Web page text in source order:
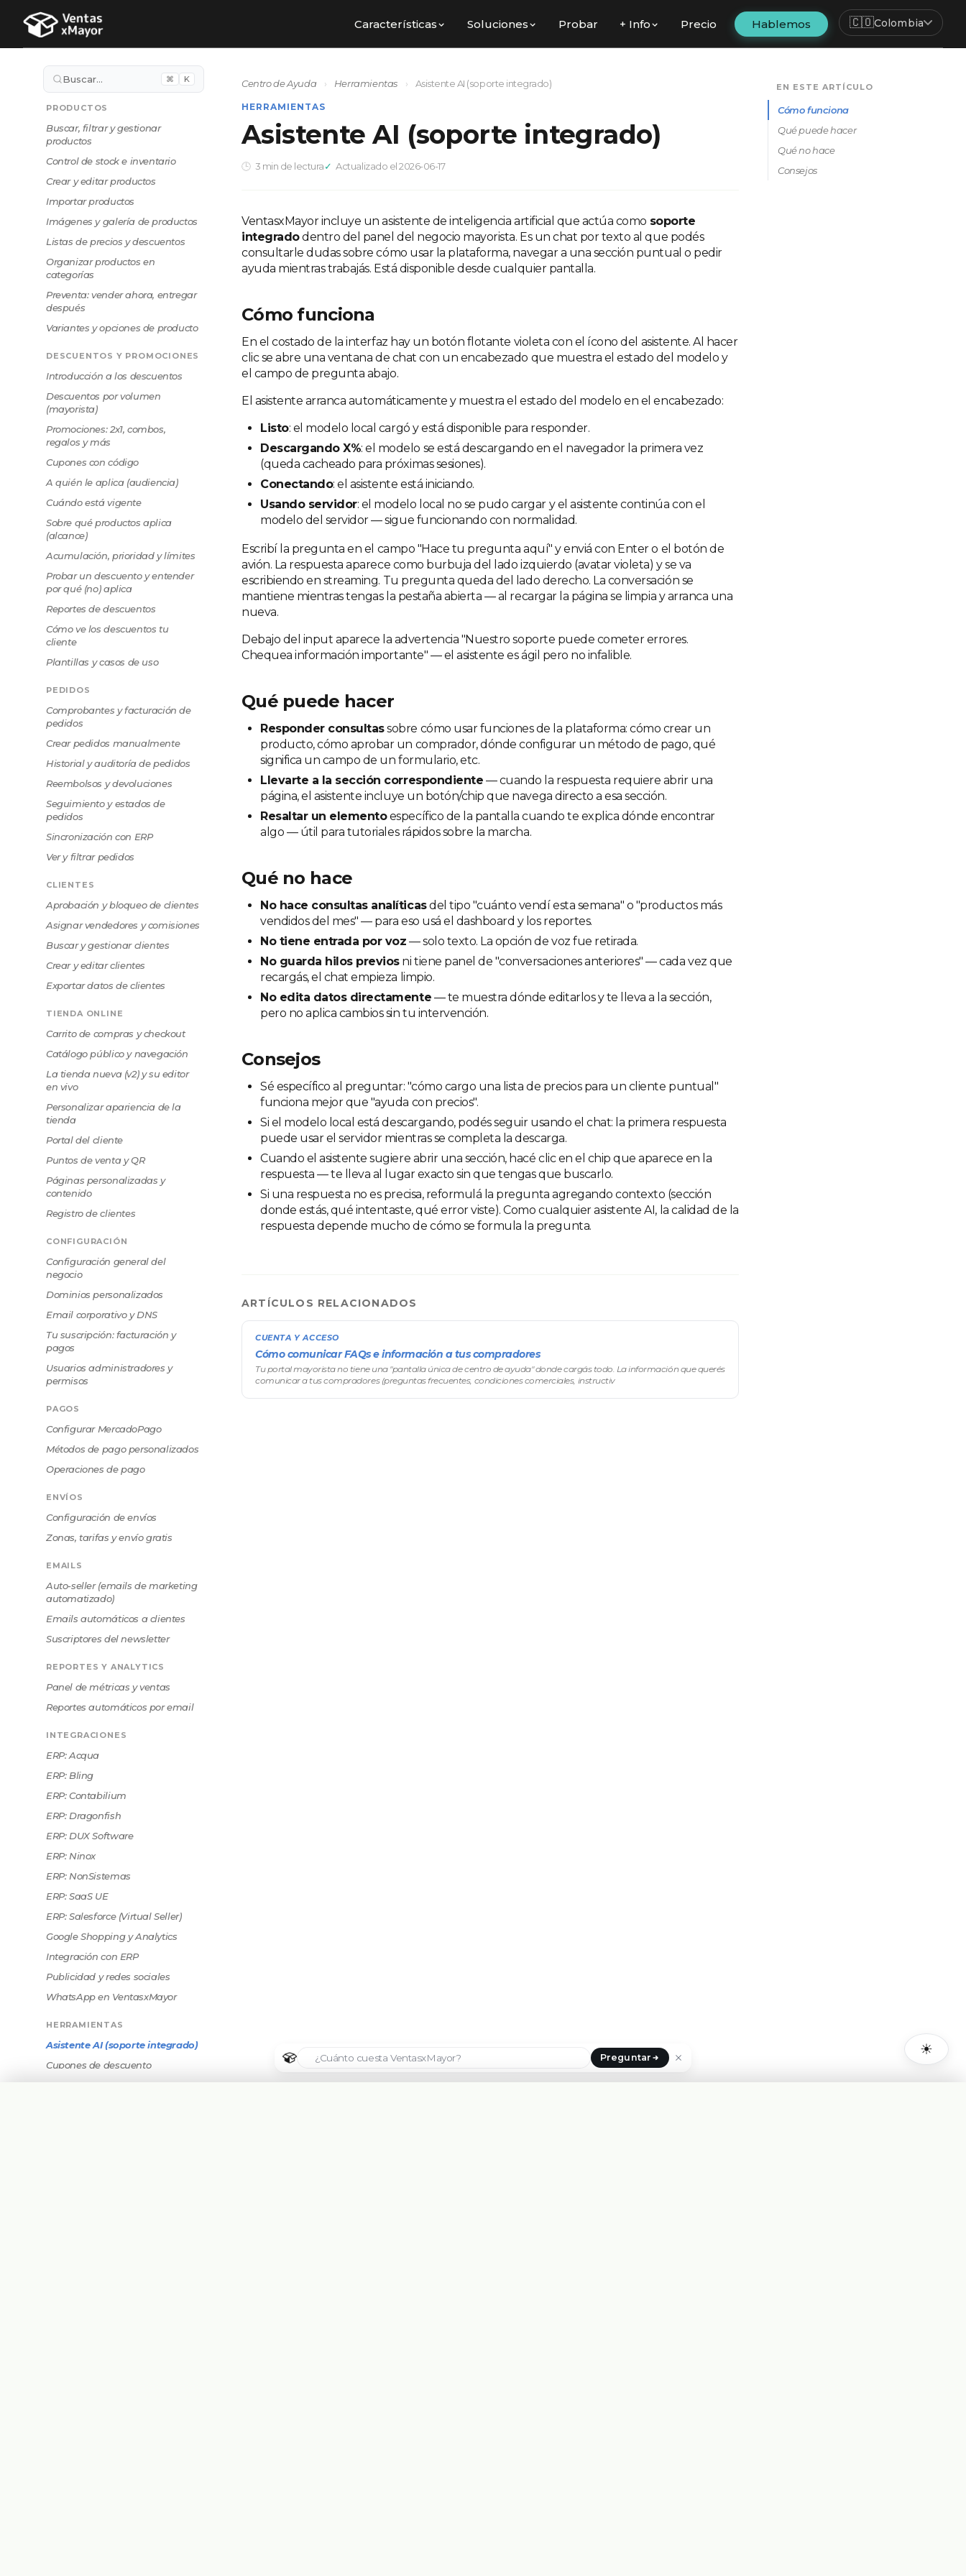
Características Soluciones Probar + Info Precio Hablemos 🇨🇴Colombia
☀
Buscar… ⌘ K
PRODUCTOS
Buscar, filtrar y gestionar
productos
Control de stock e inventario
Crear y editar productos
Importar productos
Imágenes y galería de productos
Listas de precios y descuentos
Organizar productos en
categorías
Preventa: vender ahora, entregar
después
Variantes y opciones de producto
DESCUENTOS Y PROMOCIONES
Introducción a los descuentos
Descuentos por volumen
(mayorista)
Promociones: 2x1, combos,
regalos y más
Cupones con código
A quién le aplica (audiencia)
Cuándo está vigente
Sobre qué productos aplica
(alcance)
Acumulación, prioridad y límites
Probar un descuento y entender
por qué (no) aplica
Reportes de descuentos
Cómo ve los descuentos tu
cliente
Plantillas y casos de uso
PEDIDOS
Comprobantes y facturación de
pedidos
Crear pedidos manualmente
Historial y auditoría de pedidos
Reembolsos y devoluciones
Seguimiento y estados de
pedidos
Sincronización con ERP
Ver y filtrar pedidos
CLIENTES
Aprobación y bloqueo de clientes
Asignar vendedores y comisiones
Buscar y gestionar clientes
Crear y editar clientes
Exportar datos de clientes
TIENDA ONLINE
Carrito de compras y checkout
Catálogo público y navegación
La tienda nueva (v2) y su editor
en vivo
Personalizar apariencia de la
tienda
Portal del cliente
Puntos de venta y QR
Páginas personalizadas y
contenido
Registro de clientes
CONFIGURACIÓN
Configuración general del
negocio
Dominios personalizados
Email corporativo y DNS
Tu suscripción: facturación y
pagos
Usuarios administradores y
permisos
PAGOS
Configurar MercadoPago
Métodos de pago personalizados
Operaciones de pago
ENVÍOS
Configuración de envíos
Zonas, tarifas y envío gratis
EMAILS
Auto-seller (emails de marketing
automatizado)
Emails automáticos a clientes
Suscriptores del newsletter
REPORTES Y ANALYTICS
Panel de métricas y ventas
Reportes automáticos por email
INTEGRACIONES
ERP: Acqua
ERP: Bling
ERP: Contabilium
ERP: Dragonfish
ERP: DUX Software
ERP: Ninox
ERP: NonSistemas
ERP: SaaS UE
ERP: Salesforce (Virtual Seller)
Google Shopping y Analytics
Integración con ERP
Publicidad y redes sociales
WhatsApp en VentasxMayor
HERRAMIENTAS
Asistente AI (soporte integrado)
Cupones de descuento
Centro de Ayuda › Herramientas › Asistente AI (soporte integrado)
HERRAMIENTAS
Asistente AI (soporte integrado)
3 min de lectura Actualizado el 2026-06-17
VentasxMayor incluye un asistente de inteligencia artificial que actúa como soporte
integradodentro del panel del negocio mayorista. Es un chat por texto al que podés
consultarle dudas sobre cómo usar la plataforma, navegar a una sección puntual o pedir
ayuda mientras trabajás. Está disponible desde cualquier pantalla.
Cómo funciona
En el costado de la interfaz hay un botón flotante violeta con el ícono del asistente. Al hacer
clic se abre una ventana de chat con un encabezado que muestra el estado del modelo y
el campo de pregunta abajo.
El asistente arranca automáticamente y muestra el estado del modelo en el encabezado:
Listo: el modelo local cargó y está disponible para responder.
Descargando X%: el modelo se está descargando en el navegador la primera vez
(queda cacheado para próximas sesiones).
Conectando: el asistente está iniciando.
Usando servidor: el modelo local no se pudo cargar y el asistente continúa con el
modelo del servidor — sigue funcionando con normalidad.
Escribí la pregunta en el campo "Hace tu pregunta aquí" y enviá con Enter o el botón de
avión. La respuesta aparece como burbuja del lado izquierdo (avatar violeta) y se va
escribiendo en streaming. Tu pregunta queda del lado derecho. La conversación se
mantiene mientras tengas la pestaña abierta — al recargar la página se limpia y arranca una
nueva.
Debajo del input aparece la advertencia "Nuestro soporte puede cometer errores.
Chequea información importante" — el asistente es ágil pero no infalible.
Qué puede hacer
Responder consultassobre cómo usar funciones de la plataforma: cómo crear un
producto, cómo aprobar un comprador, dónde configurar un método de pago, qué
significa un campo de un formulario, etc.
Llevarte a la sección correspondiente — cuando la respuesta requiere abrir una
página, el asistente incluye un botón/chip que navega directo a esa sección.
Resaltar un elementoespecífico de la pantalla cuando te explica dónde encontrar
algo — útil para tutoriales rápidos sobre la marcha.
Qué no hace
No hace consultas analíticasdel tipo "cuánto vendí esta semana" o "productos más
vendidos del mes" — para eso usá el dashboard y los reportes.
No tiene entrada por voz — solo texto. La opción de voz fue retirada.
No guarda hilos previosni tiene panel de "conversaciones anteriores" — cada vez que
recargás, el chat empieza limpio.
No edita datos directamente — te muestra dónde editarlos y te lleva a la sección,
pero no aplica cambios sin tu intervención.
Consejos
Sé específico al preguntar: "cómo cargo una lista de precios para un cliente puntual"
funciona mejor que "ayuda con precios".
Si el modelo local está descargando, podés seguir usando el chat: la primera respuesta
puede usar el servidor mientras se completa la descarga.
Cuando el asistente sugiere abrir una sección, hacé clic en el chip que aparece en la
respuesta — te lleva al lugar exacto sin que tengas que buscarlo.
Si una respuesta no es precisa, reformulá la pregunta agregando contexto (sección
donde estás, qué intentaste, qué error viste). Como cualquier asistente AI, la calidad de la
respuesta depende mucho de cómo se formula la pregunta.
ARTÍCULOS RELACIONADOS
CUENTA Y ACCESO
Cómo comunicar FAQs e información a tus compradores
Tu portal mayorista no tiene una "pantalla única de centro de ayuda" donde cargás todo. La información que querés
comunicar a tus compradores (preguntas frecuentes, condiciones comerciales, instructiv
EN ESTE ARTÍCULO
Cómo funciona
Qué puede hacer
Qué no hace
Consejos
Preguntar